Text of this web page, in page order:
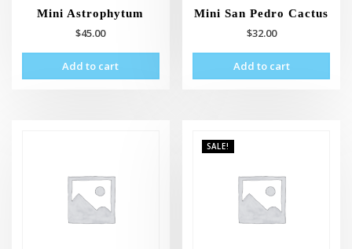
Mini Astrophytum
$45.00
Add to cart
Mini San Pedro Cactus
$32.00
Add to cart
SALE!